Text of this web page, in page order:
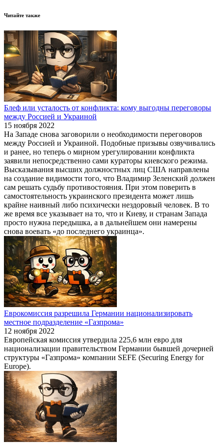
Читайте также
Блеф или усталость от конфликта: кому выгодны переговоры
между Россией и Украиной
15 ноября 2022
На Западе снова заговорили о необходимости переговоров
между Россией и Украиной. Подобные призывы озвучивались
и ранее, но теперь о мирном урегулировании конфликта
заявили непосредственно сами кураторы киевского режима.
Высказывания высших должностных лиц США направлены
на создание видимости того, что Владимир Зеленский должен
сам решать судьбу противостояния. При этом поверить в
самостоятельность украинского президента может лишь
крайне наивный либо психически нездоровый человек. В то
же время все указывает на то, что и Киеву, и странам Запада
просто нужна передышка, а в дальнейшем они намерены
снова воевать «до последнего украинца».
Еврокомиссия разрешила Германии национализировать
местное подразделение «Газпрома»
12 ноября 2022
Европейская комиссия утвердила 225,6 млн евро для
национализации правительством Германии бывшей дочерней
структуры «Газпрома» компании SEFE (Securing Energy for
Europe).